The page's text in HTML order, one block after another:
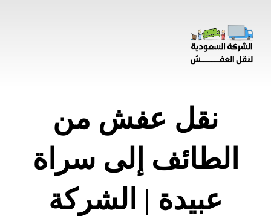
نقل عفش من
الطائف إلى سراة
عبيدة | الشركة